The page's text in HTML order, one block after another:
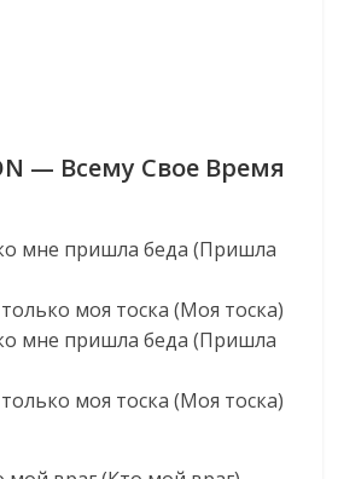
— Всему Свое Время
мне пришла беда (Пришла
моя тоска (Моя тоска)
мне пришла беда (Пришла
моя тоска (Моя тоска)